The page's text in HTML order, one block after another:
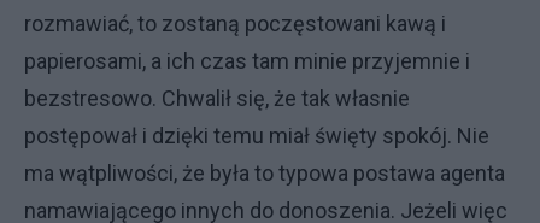
rozmawiać, to zostaną poczęstowani kawą i
papierosami, a ich czas tam minie przyjemnie i
bezstresowo. Chwalił się, że tak własnie
postępował i dzięki temu miał święty spokój. Nie
ma wątpliwości, że była to typowa postawa agenta
namawiającego innych do donoszenia. Jeżeli więc